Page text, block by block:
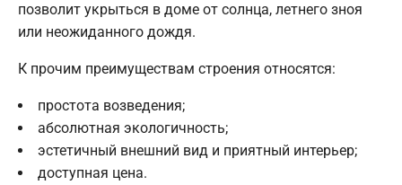
позволит укрыться в доме от солнца, летнего зноя
или неожиданного дождя.
К прочим преимуществам строения относятся:
простота возведения;
абсолютная экологичность;
эстетичный внешний вид и приятный интерьер;
доступная цена.